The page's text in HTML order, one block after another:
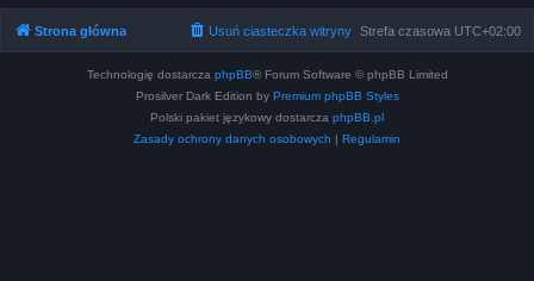
Strona główna Strefa czasowa UTC+02:00
Usuń ciasteczka witryny
Technologię dostarcza phpBB® Forum Software © phpBB Limited
Prosilver Dark Edition by Premium phpBB Styles
Polski pakiet językowy dostarcza phpBB.pl
Zasady ochrony danych osobowych | Regulamin